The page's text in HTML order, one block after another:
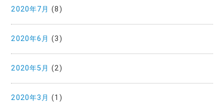
2020年7月 (8)
2020年6月 (3)
2020年5月 (2)
2020年3月 (1)